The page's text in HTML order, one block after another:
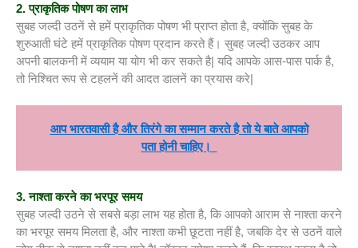
2. प्राकृतिक पोषण का लाभ
सुबह जल्दी उठनें से हमें प्राकृतिक पोषण भी प्राप्त होता है, क्योंकि सुबह के
शुरुआती घंटे हमें प्राकृतिक पोषण प्रदान करते हैं। सुबह जल्दी उठकर आप
अपनी बालकनी में व्ययाम या योग भी कर सकते है| यदि आपके आस-पास पार्क है,
तो निश्चित रूप से टहलनें की आदत डालनें का प्रयास करे|
आप भारतवासी है और तिरंगे का सम्मान करते है तो ये बाते आपको
पता होनी चाहिए।
3. नाश्ता करने का भरपूर समय
सुबह जल्दी उठने से सबसे बड़ा लाभ यह होता है, कि आपको आराम से नाश्ता करने
का भरपूर समय मिलता है, और नाश्ता कभी छूटता नहीं है, जबकि देर से उठनें वाले